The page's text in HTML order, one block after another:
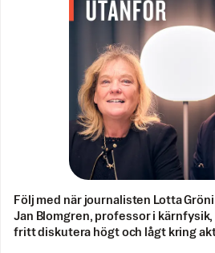
Följ med när journalisten Lotta
Jan Blomgren, professor i
fritt diskutera högt och lågt kring